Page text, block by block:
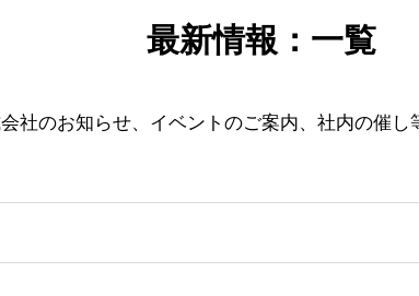
最新情報：一覧
社のお知らせ、イベントのご案内、社内の催し